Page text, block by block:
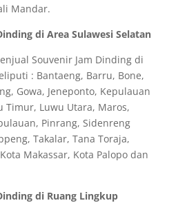
Mandar.
di Area Sulawesi Selatan
Souvenir Jam Dinding di
: Bantaeng, Barru, Bone,
Gowa, Jeneponto, Kepulauan
Timur, Luwu Utara, Maros,
Pinrang, Sidenreng
Takalar, Tana Toraja,
Makassar, Kota Palopo dan
di Ruang Lingkup